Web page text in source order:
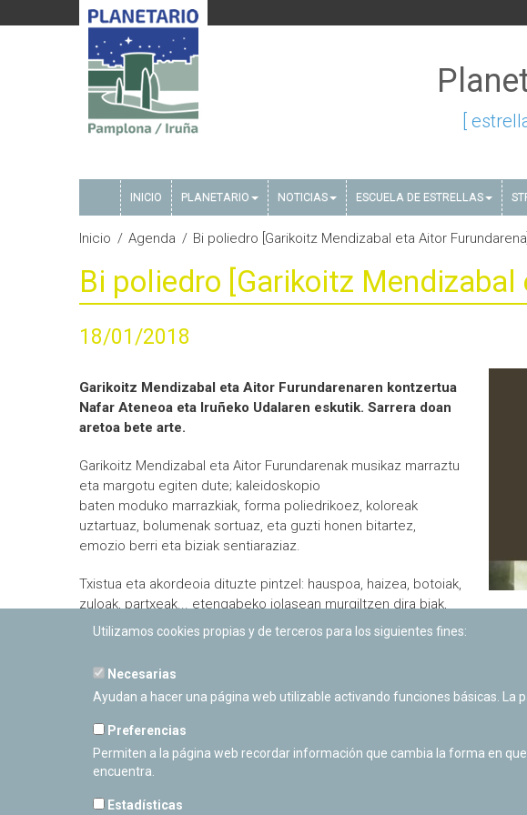
[
INICIO PLANETARIO NOTICIAS ESCUELA DE ESTRELLAS
Inicio Agenda Bi poliedro [Garikoitz Mendizabal eta Aitor Furundarena]
Bi poliedro [Garikoitz Mendizabal
18/01/2018
Garikoitz Mendizabal eta Aitor Furundarenaren kontzertua
Nafar Ateneoa eta Iruñeko Udalaren eskutik. Sarrera doan
aretoa bete arte.
Garikoitz Mendizabal eta Aitor Furundarenak musikaz marraztu
eta margotu egiten dute; kaleidoskopio
baten moduko marrazkiak, forma poliedrikoez, koloreak
uztartuaz, bolumenak sortuaz, eta guzti honen bitartez,
emozio berri eta biziak sentiaraziaz.
Txistua eta akordeoia dituzte pintzel: hauspoa, haizea, botoiak,
zuloak, partxeak... etengabeko jolasean murgiltzen dira biak,
bat eginda, interprete eta tresna bakarra bailira. Erdi aroko
musika, berpizkundekoa, barrokokoa, hainbat herritako
folklorea, Sarasate, Vivaldi, Guridi... musikan mugak norberak
ipintzen ditu, tresnak berak baino askoz gehiago. Akordeoia
eta txistuaz edozer adieraz daiteke: arnasa ematen dieten
musikariek adierazi nahi duten edozer.
Info +
Utilizamos cookies propias y de terceros para los siguientes fines:
Necesarias
Ayudan a hacer una página web utilizable activando funciones básicas.
Preferencias
Permiten a la página web recordar información que cambia la forma en
encuentra.
Estadísticas